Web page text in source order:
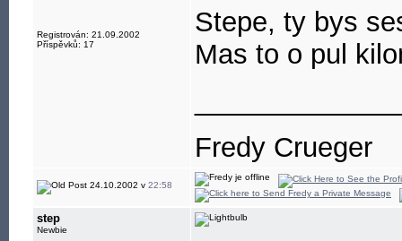
Registrován: 21.09.2002
Příspěvků: 17
Stepe, ty bys
Mas to o pul
Fredy Crueger
24.10.2002 v 22:58
step
Newbie